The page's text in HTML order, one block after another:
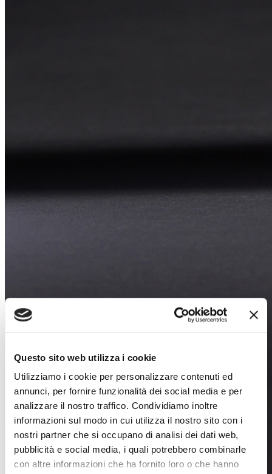
Questo sito web utilizza i cookie
Utilizziamo i cookie per personalizzare contenuti ed
annunci, per fornire funzionalità dei social media e per
analizzare il nostro traffico. Condividiamo inoltre
informazioni sul modo in cui utilizza il nostro sito con i
nostri partner che si occupano di analisi dei dati web,
pubblicità e social media, i quali potrebbero combinarle
con altre informazioni che ha fornito loro o che hanno